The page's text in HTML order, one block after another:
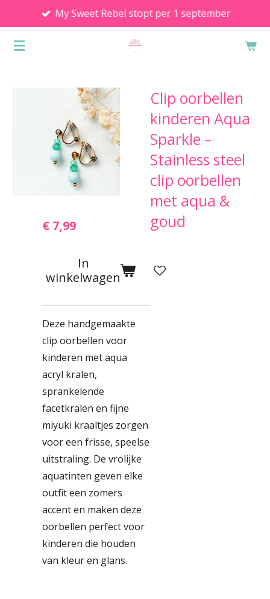
direct
naar
My Sweet Rebel stopt per 1 september
Clip oorbellen
kinderen Aqua
Sparkle –
Stainless steel
clip oorbellen
met aqua &
goud
€ 7,99
In
winkelwagen
Deze handgemaakte
clip oorbellen voor
kinderen met aqua
acryl kralen,
sprankelende
facetkralen en fijne
miyuki kraaltjes zorgen
voor een frisse, speelse
uitstraling. De vrolijke
aquatinten geven elke
outfit een zomers
accent en maken deze
oorbellen perfect voor
kinderen die houden
van kleur en glans.